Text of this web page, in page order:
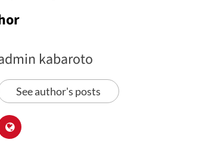
kabaroto
See author's posts